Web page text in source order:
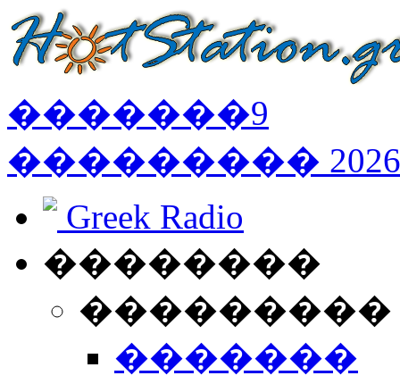
�������9
��������� 2026
Greek Radio
��������
�������